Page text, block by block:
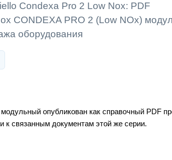
Condexa Pro 2 Low Nox: PDF
CONDEXA PRO 2 (Low NOx)
оборудования
опубликован как справочный PDF
к связанным документам этой же серии.